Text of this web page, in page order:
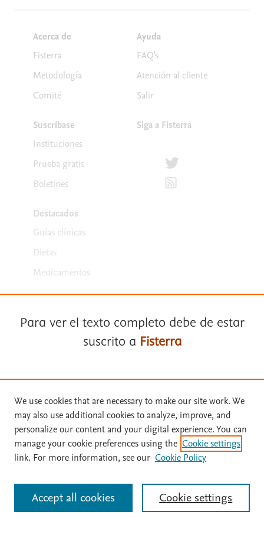
Acerca de
Fisterra
Metodología
Comité
Suscríbase
Instituciones
Prueba gratis
Boletines
Destacados
Guías clínicas
Dietas
Medicamentos
Ayuda
FAQ's
Atención al cliente
Salir
Siga a Fisterra
Síguenos en Twitter
Suscríbete para recibir
Términos y condiciones
Política de privacidad
Copyright ©2026Elsevier España SLU, sus licenciantes y
colaboradores. Se reservan todos los derechos, incluidos los de minería
de texto y datos, entrenamiento de IA y tecnologías similares. Página
Para ver el texto completo debe de estar
suscrito a Fisterra
Solicite una prueba gratuita
Identificarse
We use cookies that are necessary to make our site work. We
may also use additional cookies to analyze, improve, and
personalize our content and your digital experience. You can
manage your cookie preferences using the Cookie settings
link. For more information, see our Cookie Policy
Cookie settings
Accept all cookies